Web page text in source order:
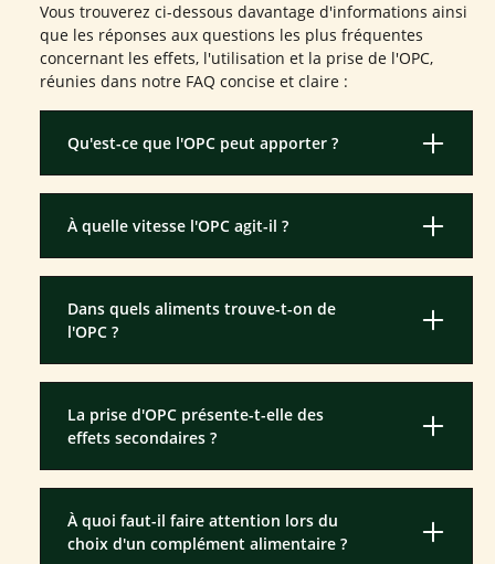
Vous trouverez ci-dessous davantage d'informations ainsi
que les réponses aux questions les plus fréquentes
concernant les effets, l'utilisation et la prise de l'OPC,
réunies dans notre FAQ concise et claire :
Qu'est-ce que l'OPC peut apporter ?
À quelle vitesse l'OPC agit-il ?
Dans quels aliments trouve-t-on de
l'OPC ?
La prise d'OPC présente-t-elle des
effets secondaires ?
À quoi faut-il faire attention lors du
choix d'un complément alimentaire ?